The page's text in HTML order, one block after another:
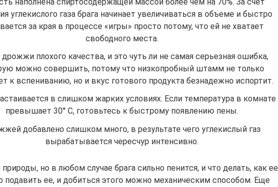
углекислого газа брага начинает увеличиваться в объеме и быстро
за края в процессе «игры» просто потому, что ей не хватает
свободного места.
плохого качества, и это чуть ли не самая серьезная ошибка,
можно совершить, потому что низкопробный штамм не только
к вспениванию, но и вкус готового продукта безнадежно испортит.
в слишком жарких условиях. Если температура в комнате
превышает 30° С, готовьтесь к быстрому появлению пены.
добавлено слишком много, в результате чего углекислый газ
вырабатывается чересчур интенсивно.
но в любом случае брага сильно пенится, и что делать, как ее
подавить ее, и добиться этого можно механическим способом. Еще